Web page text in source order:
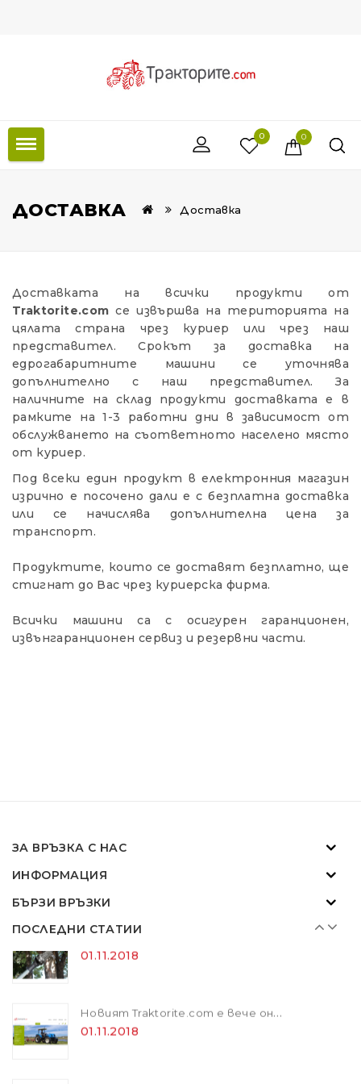
0 0
ДОСТАВКА Доставка
Доставката на всички продукти от
Traktorite.com се извършва на територията на
цялата страна чрез куриер или чрез наш
представител. Срокът за доставка на
едрогабаритните машини се уточнява
допълнително с наш представител. За
наличните на склад продукти доставката е в
рамките на 1-3 работни дни в зависимост от
обслужването на съответното населено място
от куриер.
Под всеки един продукт в електронния магазин
изрично е посочено дали е с безплатна доставка
или се начислява допълнителна цена за
транспорт.
Продуктите, които се доставят безплатно, ще
стигнат до Вас чрез куриерска фирма.
Всички машини са с осигурен гаранционен,
извънгаранционен сервиз и резервни части.
ЗА ВРЪЗКА С НАС
ИНФОРМАЦИЯ
БЪРЗИ ВРЪЗКИ
ПОСЛЕДНИ СТАТИИ
07.02.2024
01.11.2018